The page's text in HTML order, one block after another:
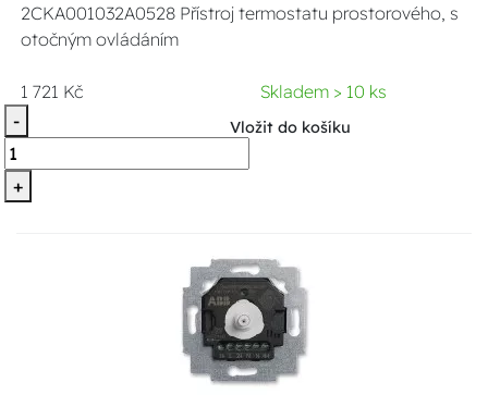
2CKA001032A0528 Přístroj termostatu prostorového, s
otočným ovládáním
1 721 Kč
Skladem > 10 ks
-
+
Vložit do košíku